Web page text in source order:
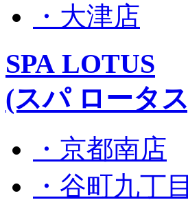
・大津店
SPA LOTUS
(スパ ロータ
・京都南店
・谷町九丁